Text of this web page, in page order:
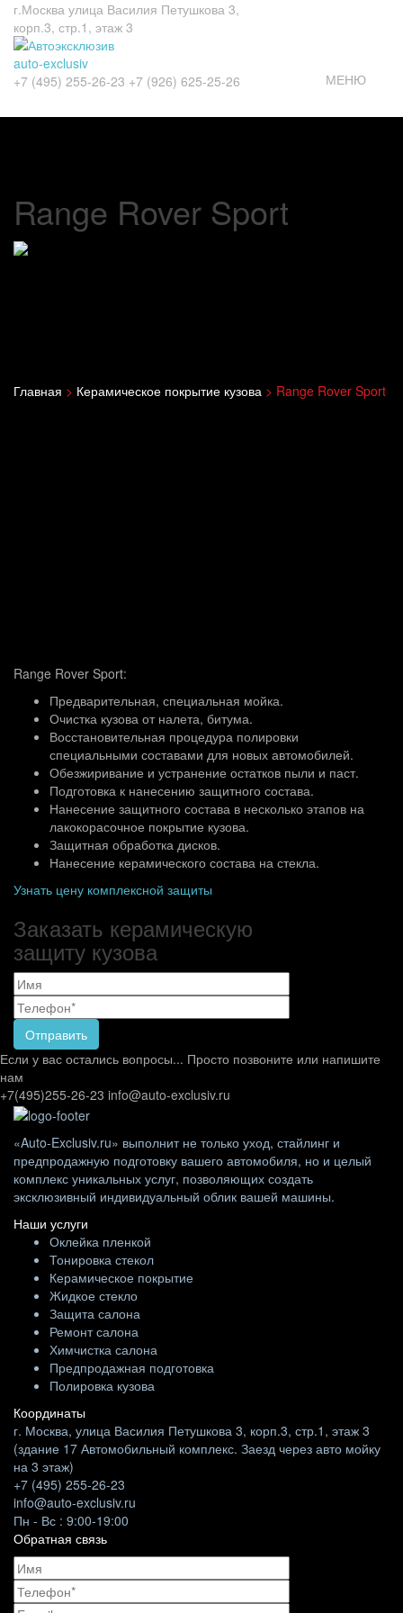
г.Москва улица Василия Петушкова 3,
корп.3, стр.1, этаж 3
auto-exclusiv
МЕНЮ
+7 (495) 255-26-23 +7 (926) 625-25-26
Range Rover Sport
Главная > Керамическое покрытие кузова > Range Rover Sport
Range Rover Sport:
Предварительная, специальная мойка.
Очистка кузова от налета, битума.
Восстановительная процедура полировки
специальными составами для новых автомобилей.
Обезжиривание и устранение остатков пыли и паст.
Подготовка к нанесению защитного состава.
Нанесение защитного состава в несколько этапов на
лакокорасочное покрытие кузова.
Защитная обработка дисков.
Нанесение керамического состава на стекла.
Узнать цену комплексной защиты
Заказать керамическую
защиту кузова
Если у вас остались вопросы... Просто позвоните или напишите
нам
+7(495)255-26-23 info@auto-exclusiv.ru
«Auto-Exclusiv.ru» выполнит не только уход, стайлинг и
предпродажную подготовку вашего автомобиля, но и целый
комплекс уникальных услуг, позволяющих создать
эксклюзивный индивидуальный облик вашей машины.
Наши услуги
Оклейка пленкой
Тонировка стекол
Керамическое покрытие
Жидкое стекло
Защита салона
Ремонт салона
Химчистка салона
Предпродажная подготовка
Полировка кузова
Координаты
г. Москва, улица Василия Петушкова 3, корп.3, стр.1, этаж 3
(здание 17 Автомобильный комплекс. Заезд через авто мойку
на 3 этаж)
+7 (495) 255-26-23
info@auto-exclusiv.ru
Пн - Вс : 9:00-19:00
Обратная связь